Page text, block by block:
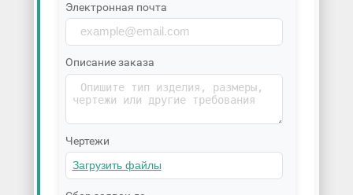
Электронная почта
Описание заказа
Чертежи